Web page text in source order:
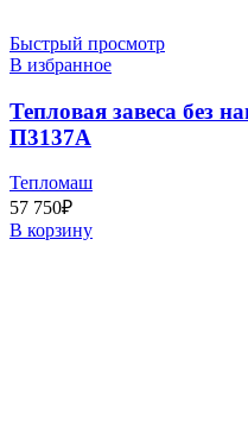
Быстрый просмотр
В избранное
Тепловая завеса без
П3137A
Тепломаш
57 750₽
В корзину